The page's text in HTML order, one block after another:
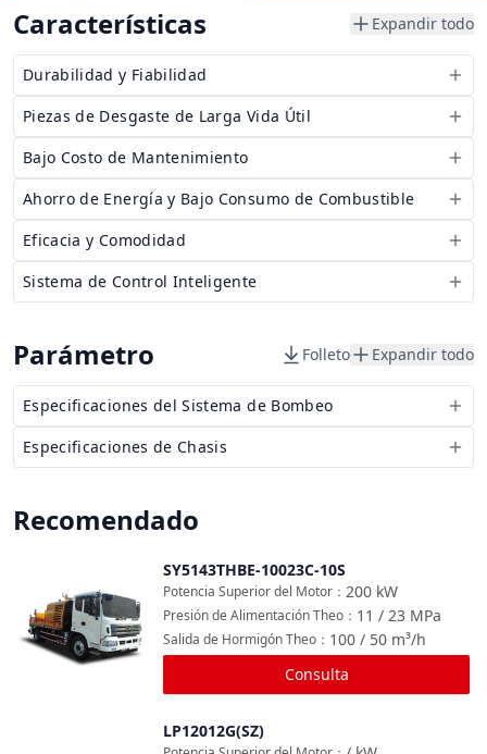
Características Expandir todo
Durabilidad y Fiabilidad
Piezas de Desgaste de Larga Vida Útil
Bajo Costo de Mantenimiento
Ahorro de Energía y Bajo Consumo de Combustible
Eficacia y Comodidad
Sistema de Control Inteligente
Parámetro Folleto Expandir todo
Especificaciones del Sistema de Bombeo
Especificaciones de Chasis
Recomendado
SY5143THBE-10023C-10S
200 kW
Potencia Superior del Motor ：
11 / 23 MPa
Presión de Alimentación Theo ：
100 / 50 m³/h
Salida de Hormigón Theo ：
Consulta
LP12012G(SZ)